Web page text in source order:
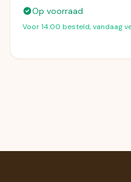
Op voorraad
Voor 14:00 besteld, vandaag